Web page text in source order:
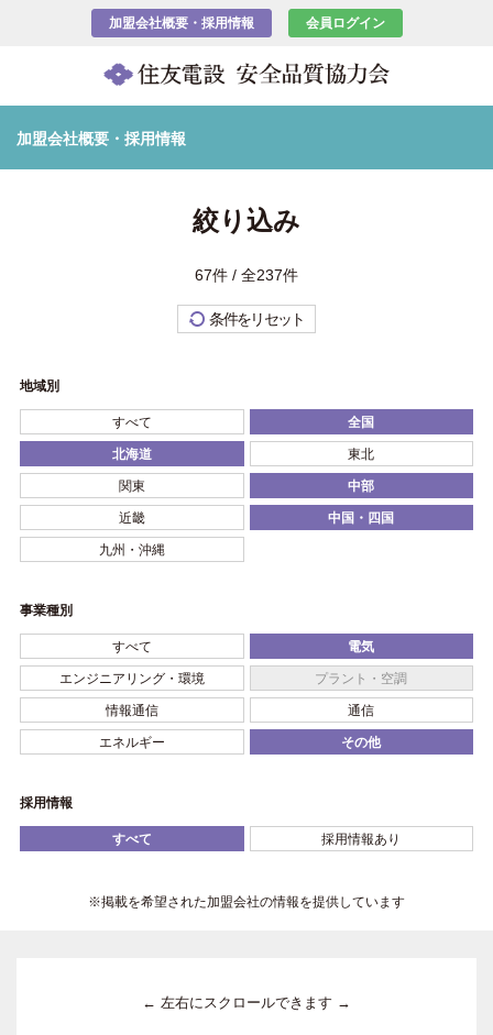
加盟会社概要・採用情報 会員ログイン
加盟会社概要・採用情報
絞り込み
67件 / 全237件
条件をリセット
地域別
すべて 全国
北海道 東北
関東 中部
近畿 中国・四国
九州・沖縄
事業種別
すべて 電気
エンジニアリング・環境 プラント・空調
情報通信 通信
エネルギー その他
採用情報
すべて 採用情報あり
※掲載を希望された加盟会社の情報を提供しています
← 左右にスクロールできます →